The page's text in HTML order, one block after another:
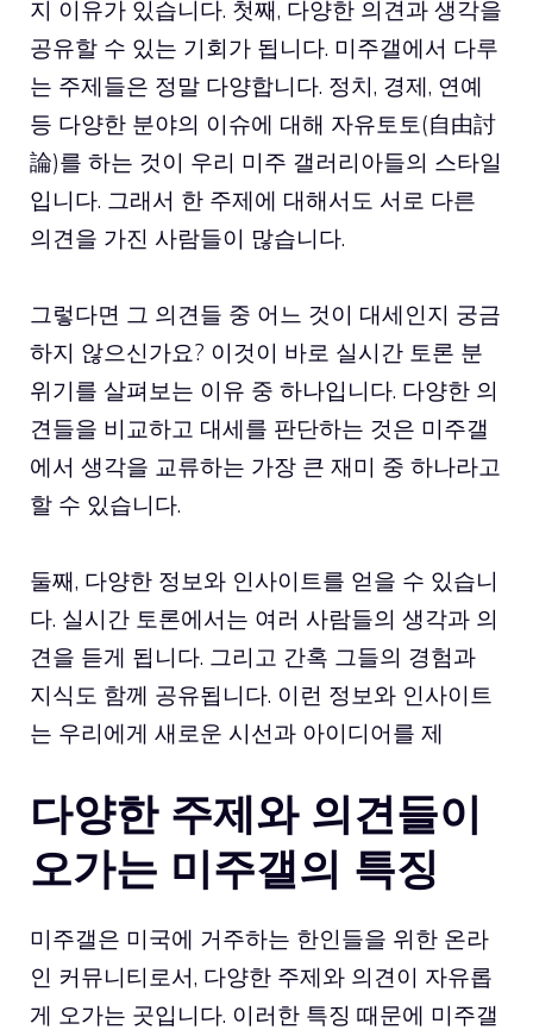
지 이유가 있습니다. 첫째, 다양한 의견과 생각을
공유할 수 있는 기회가 됩니다. 미주갤에서 다루
는 주제들은 정말 다양합니다. 정치, 경제, 연예
등 다양한 분야의 이슈에 대해 자유토토(自由討
論)를 하는 것이 우리 미주 갤러리아들의 스타일
입니다. 그래서 한 주제에 대해서도 서로 다른
의견을 가진 사람들이 많습니다.
그렇다면 그 의견들 중 어느 것이 대세인지 궁금
하지 않으신가요? 이것이 바로 실시간 토론 분
위기를 살펴보는 이유 중 하나입니다. 다양한 의
견들을 비교하고 대세를 판단하는 것은 미주갤
에서 생각을 교류하는 가장 큰 재미 중 하나라고
할 수 있습니다.
둘째, 다양한 정보와 인사이트를 얻을 수 있습니
다. 실시간 토론에서는 여러 사람들의 생각과 의
견을 듣게 됩니다. 그리고 간혹 그들의 경험과
지식도 함께 공유됩니다. 이런 정보와 인사이트
는 우리에게 새로운 시선과 아이디어를 제
다양한 주제와 의견들이
오가는 미주갤의 특징
미주갤은 미국에 거주하는 한인들을 위한 온라
인 커뮤니티로서, 다양한 주제와 의견이 자유롭
게 오가는 곳입니다. 이러한 특징 때문에 미주갤